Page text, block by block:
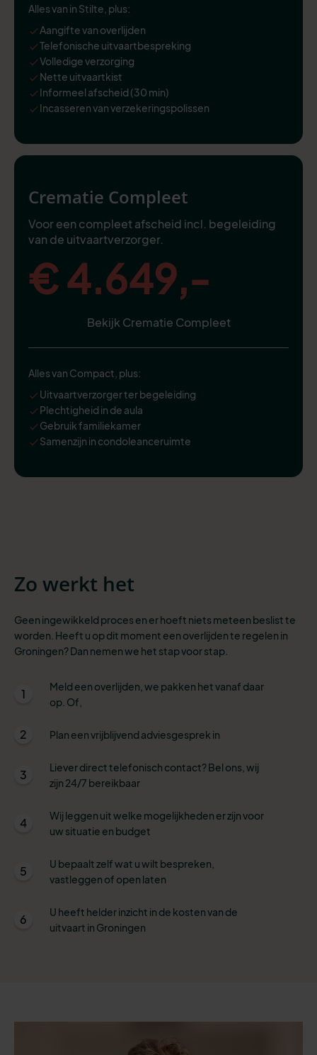
Alles van in Stilte, plus:
Aangifte van overlijden
Telefonische uitvaartbespreking
Volledige verzorging
Nette uitvaartkist
Informeel afscheid (30 min)
Incasseren van verzekeringspolissen
Crematie Compleet
Voor een compleet afscheid incl. begeleiding
van de uitvaartverzorger.
€ 4.649,-
Bekijk Crematie Compleet
Alles van Compact, plus:
Uitvaartverzorger ter begeleiding
Plechtigheid in de aula
Gebruik familiekamer
Samenzijn in condoleanceruimte
Zo werkt het
Geen ingewikkeld proces en er hoeft niets meteen beslist te
worden. Heeft u op dit moment een overlijden te regelen in
Groningen? Dan nemen we het stap voor stap.
1
Meld een overlijden, we pakken het vanaf daar
op. Of,
2 Plan een vrijblijvend adviesgesprek in
3
Liever direct telefonisch contact? Bel ons, wij
zijn 24/7 bereikbaar
4
Wij leggen uit welke mogelijkheden er zijn voor
uw situatie en budget
5
U bepaalt zelf wat u wilt bespreken,
vastleggen of open laten
6
U heeft helder inzicht in de kosten van de
uitvaart in Groningen